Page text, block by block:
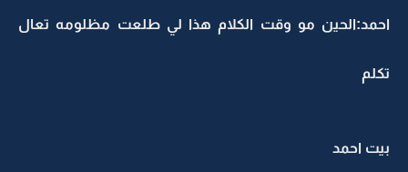
احمد:الحين مو وقت الكلام هذا لي طلعت مظلومه تعال
تكلم
بيت احمد